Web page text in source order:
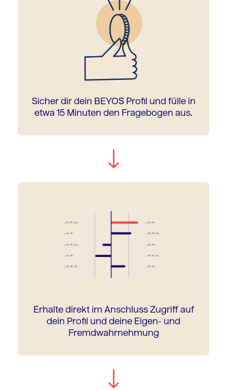
Sicher dir dein BEYOS Profil und fülle in
etwa 15 Minuten den Fragebogen aus.
Erhalte direkt im Anschluss Zugriff auf
dein Profil und deine Eigen- und
Fremdwahrnehmung